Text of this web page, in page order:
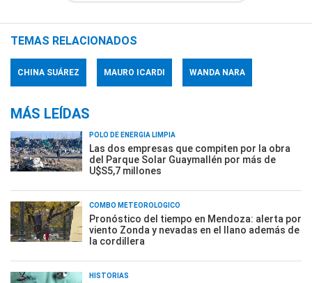
TEMAS RELACIONADOS
CHINA SUÁREZ MAURO ICARDI WANDA NARA
MÁS LEÍDAS
POLO DE ENERGÍA LIMPIA
Las dos empresas que compiten por la obra
del Parque Solar Guaymallén por más de
U$S5,7 millones
COMBO METEOROLÓGICO
Pronóstico del tiempo en Mendoza: alerta por
viento Zonda y nevadas en el llano además de
la cordillera
HISTORIAS